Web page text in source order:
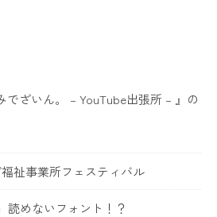
でざいん。 – YouTube出張所 – 』の
福祉事業所フェスティバル
読めないフォント！？